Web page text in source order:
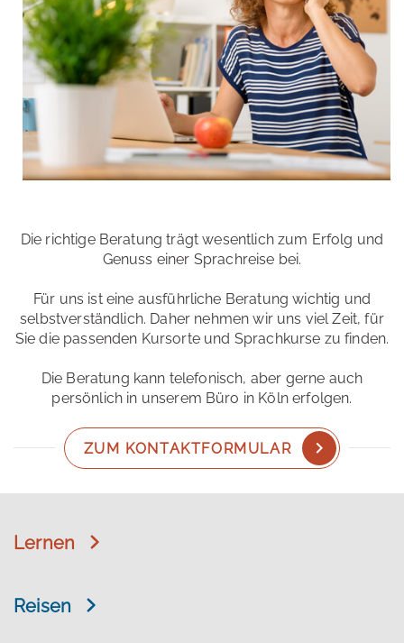
Die richtige Beratung trägt wesentlich zum Erfolg und
Genuss einer Sprachreise bei.
Für uns ist eine ausführliche Beratung wichtig und
selbstverständlich. Daher nehmen wir uns viel Zeit, für
Sie die passenden Kursorte und Sprachkurse zu finden.
Die Beratung kann telefonisch, aber gerne auch
persönlich in unserem Büro in Köln erfolgen.
ZUM KONTAKTFORMULAR
Lernen
Reisen